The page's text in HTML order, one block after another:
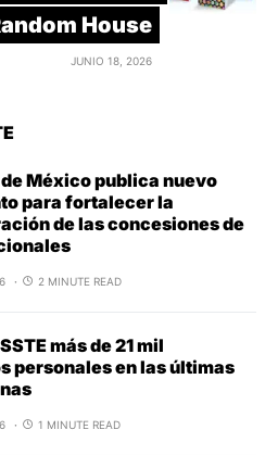
House
JUNIO 18, 2026
México publica nuevo
para fortalecer la
de las concesiones de
2 MINUTE READ
más de 21 mil
personales en las últimas
1 MINUTE READ